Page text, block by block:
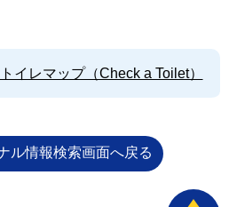
イレマップ（Check a Toilet）
ル情報検索画面へ戻る